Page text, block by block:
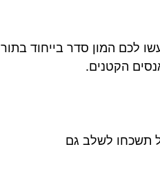
לכם המון סדר בייחוד בתור
הקטנים.⁣
תשכחו לשלב גם